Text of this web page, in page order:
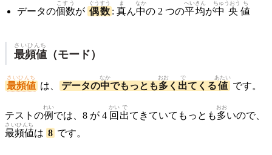
データの個数
こすう
が 偶
ぐう
数
すう
: 真
ま
ん中
なか
の 2 つの平均
へいきん
が中央
ちゅうおう
値
ち
最頻値
さいひんち
（モード）
最頻値
さいひんち
は、 データの中
なか
でもっとも多
おお
く 出
で
てくる値
あたい
です。
テストの例
れい
では、8 が 4 回
かい
出
で
てきていてもっとも多
おお
いので、
最頻値
さいひんち
は 8 です。